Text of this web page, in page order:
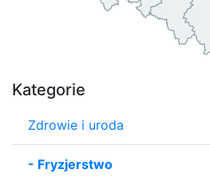
Kategorie
Zdrowie i uroda
- Fryzjerstwo